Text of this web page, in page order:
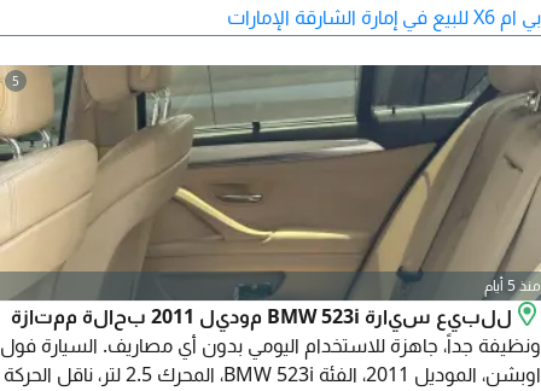
محرك V8 ثنائي التيربو سعة 4.4 لتر (مطور N63) نظام الدفع الرباعي
xDrive - شاشة عرض المعلومات على الزجاج الأمامي - نظام مراقبة
النقطة العمياء
بي ام X6 للبيع في إمارة الشارقة الإمارات
5
منذ 5 أيام
للبيع سيارة BMW 523i موديل 2011 بحالة ممتازة
ونظيفة جداً، جاهزة للاستخدام اليومي بدون أي مصاريف. السيارة فول
اوبشن، الموديل 2011، الفئة BMW 523i، المحرك 2.5 لتر، ناقل الحركة